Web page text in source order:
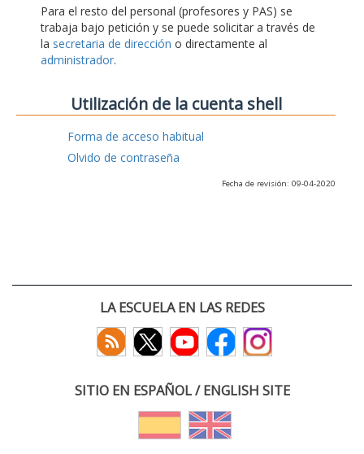
Para el resto del personal (profesores y PAS) se
trabaja bajo petición y se puede solicitar a través de
la secretaria de dirección o directamente al
administrador.
Utilización de la cuenta shell
Forma de acceso habitual
Olvido de contraseña
Fecha de revisión: 09-04-2020
LA ESCUELA EN LAS REDES
SITIO EN ESPAÑOL / ENGLISH SITE